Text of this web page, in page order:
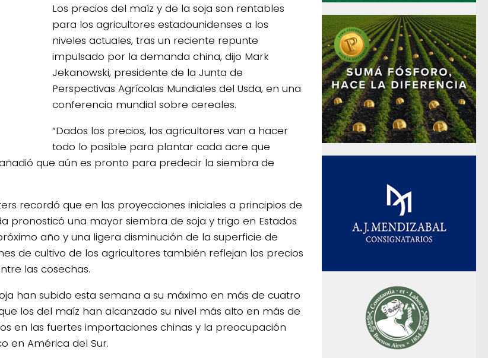
Los precios del maíz y de la soja son rentables
para los agricultores estadounidenses a los
niveles actuales, tras un reciente repunte
impulsado por la demanda china, dijo Mark
Jekanowski, presidente de la Junta de
Perspectivas Agrícolas Mundiales del Usda, en una
conferencia mundial sobre cereales.
“Dados los precios, los agricultores van a hacer
todo lo posible para plantar cada acre que
añadió que aún es pronto para predecir la siembra de
recordó que en las proyecciones iniciales a principios de
pronosticó una mayor siembra de soja y trigo en Estados
año y una ligera disminución de la superficie de
de cultivo de los agricultores también reflejan los precios
las cosechas.
han subido esta semana a su máximo en más de cuatro
los del maíz han alcanzado su nivel más alto en más de
en las fuertes importaciones chinas y la preocupación
en América del Sur.